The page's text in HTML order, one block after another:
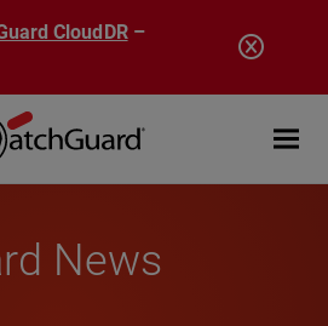
CloudDR–
Open
News